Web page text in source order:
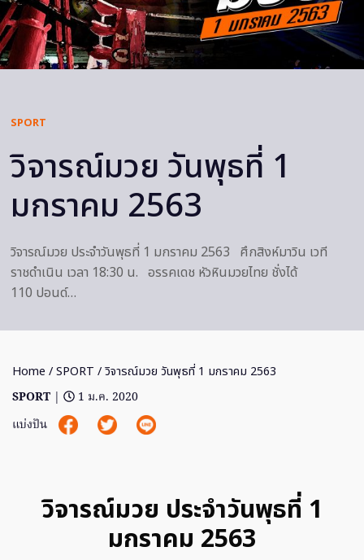
SPORT
วิจารณ์มวย วันพุธที่ 1
มกราคม 2563
วิจารณ์มวย ประจำวันพุธที่ 1 มกราคม 2563 ศึกสิงห์มาวิน เวที
ราชดำเนิน เวลา 18:30 น. อรรคเดช หัวหินมวยไทย ชั่งได้
110 ปอนด์…
Home /SPORT / วิจารณ์มวย วันพุธที่ 1 มกราคม 2563
SPORT |
1 ม.ค. 2020
แบ่งปัน
วิจารณ์มวย ประจำวันพุธที่ 1
มกราคม 2563